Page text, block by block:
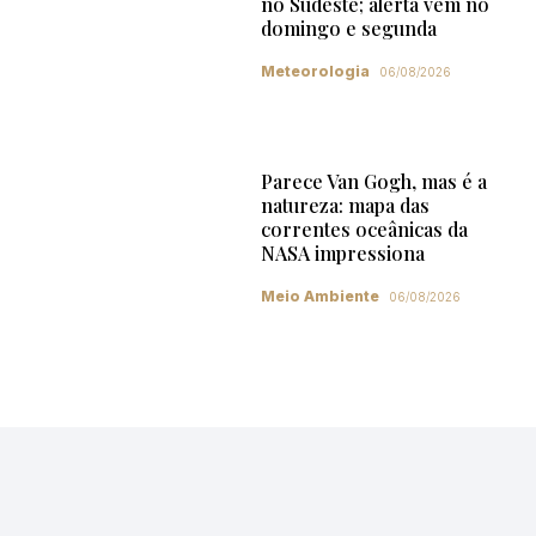
domingo e segunda
Meteorologia 06/08/2026
Parece Van Gogh, mas é a
natureza: mapa das
correntes oceânicas da
NASA impressiona
Meio Ambiente 06/08/2026